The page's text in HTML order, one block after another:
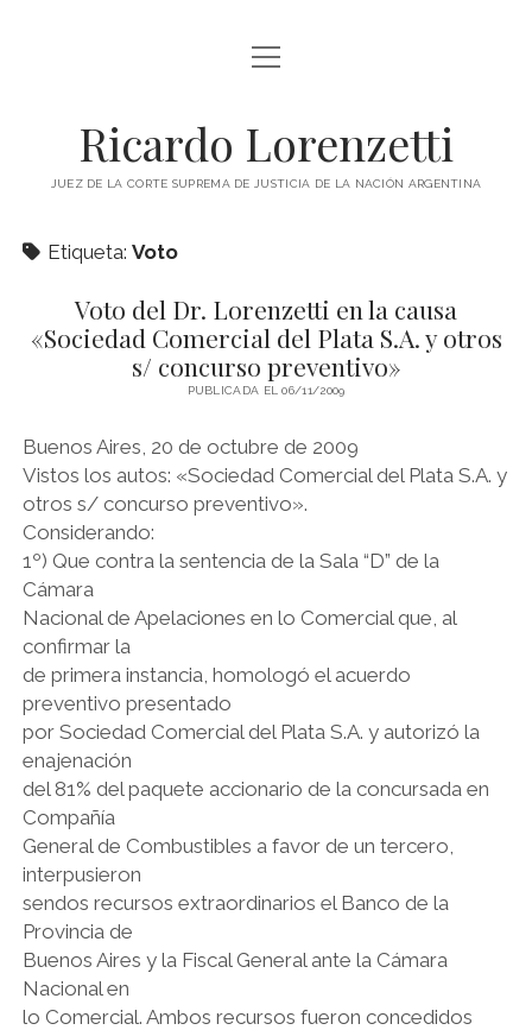
INICIO
LIBROS abrir
menú
LIBROS EN ESPAÑA
LIBROS EN ESTADOS UNIDOS
LIBROS EN MÉXICO
LIBROS EN PANAMÁ
LIBROS EN PARAGUAY
PODCAST
SOBRE ESTE SITIO
twitter youtube
abrir
menú
Ricardo Lorenzetti
JUEZ DE LA CORTE SUPREMA DE JUSTICIA DE LA NACIÓN ARGENTINA
Etiqueta: Voto
Voto del Dr. Lorenzetti en la causa
«Sociedad Comercial del Plata S.A. y otros
s/ concurso preventivo»
PUBLICADA EL 06/11/2009
Buenos Aires, 20 de octubre de 2009
Vistos los autos: «Sociedad Comercial del Plata S.A. y
otros s/ concurso preventivo».
Considerando:
1º) Que contra la sentencia de la Sala “D” de la
Cámara
Nacional de Apelaciones en lo Comercial que, al
confirmar la
de primera instancia, homologó el acuerdo
preventivo presentado
por Sociedad Comercial del Plata S.A. y autorizó la
enajenación
del 81% del paquete accionario de la concursada en
Compañía
General de Combustibles a favor de un tercero,
interpusieron
sendos recursos extraordinarios el Banco de la
Provincia de
Buenos Aires y la Fiscal General ante la Cámara
Nacional en
lo Comercial. Ambos recursos fueron concedidos